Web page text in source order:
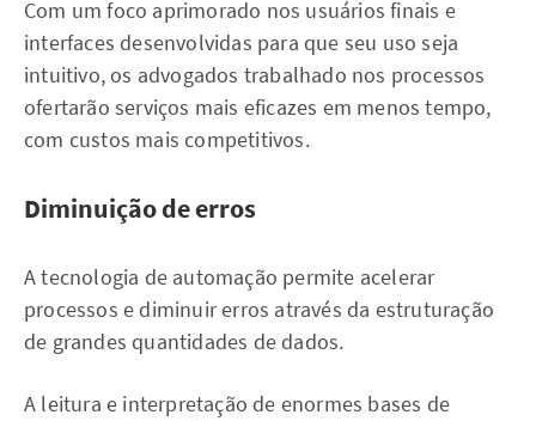
Com um foco aprimorado nos usuários finais e
interfaces desenvolvidas para que seu uso seja
intuitivo, os advogados trabalhado nos processos
ofertarão serviços mais eficazes em menos tempo,
com custos mais competitivos.
Diminuição de erros
A tecnologia de automação permite acelerar
processos e diminuir erros através da estruturação
de grandes quantidades de dados.
A leitura e interpretação de enormes bases de